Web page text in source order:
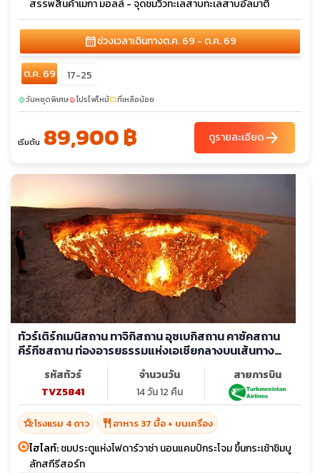
สรรพสินค้าเมกา มอลล์ - จุดชมวิวทะเลสาบทะเลสาบอัลมาตี้
calendar_monthช่วงเวลาเดินทางต.ค. 69 - ต.ค. 69
ต.ค. 69 17-25
sunnyวันหยุดพิเศษlocal_fire_departmentโปรไฟไหม้confirmation_numberที่เหลือน้อย
เริ่มต้น 89,900 ฿ ดูรายละเอียดarrow_forward
ทัวร์เติร์กเมนิสถาน ทาจิกิสถาน อุซเบกิสถาน คาซัคสถาน
คีร์กีซสถาน ท่องอารยธรรมแห่งเอเชียกลางบนเส้นทาง
สายไหม ชมประตูแห่งไฟ
รหัสทัวร์
TVZ5841
จำนวนวัน
14 วัน 12 คืน
สายการบิน
hotel_classโรงแรม 4 ดาว restaurant อาหาร 37 มื้อ + บนเครื่อง
ไฮไลท์:ชมประตูแห่งไฟดาร์วาซ่า นอนแคมป์กระโจม ขึ้นกระเช้าชิมบู
ลักสกีรีสอร์ท